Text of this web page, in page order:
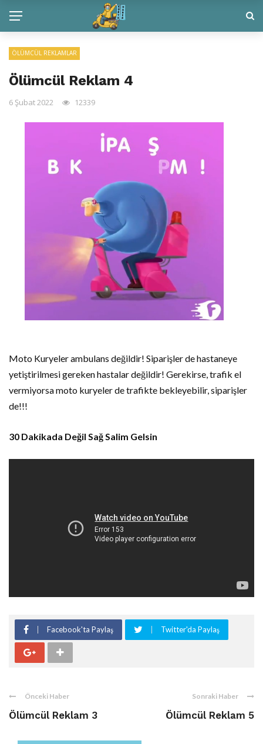
ÖLÜMCÜL REKLAMLAR
Ölümcül Reklam 4
6 Şubat 2022 12339
Moto Kuryeler ambulans değildir! Siparişler de hastaneye
yetiştirilmesi gereken hastalar değildir! Gerekirse, trafik el
vermiyorsa moto kuryeler de trafikte bekleyebilir, siparişler
de!!!
30 Dakikada Değil Sağ Salim Gelsin
Facebook'ta Paylaş Twitter'da Paylaş
Önceki Haber
Ölümcül Reklam 3
Sonraki Haber
Ölümcül Reklam 5